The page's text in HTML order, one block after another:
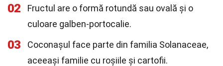
02
Fructul are o formă rotundă sau ovală și o
culoare galben-portocalie.
03
Coconașul face parte din familia Solanaceae,
aceeași familie cu roșiile și cartofii.